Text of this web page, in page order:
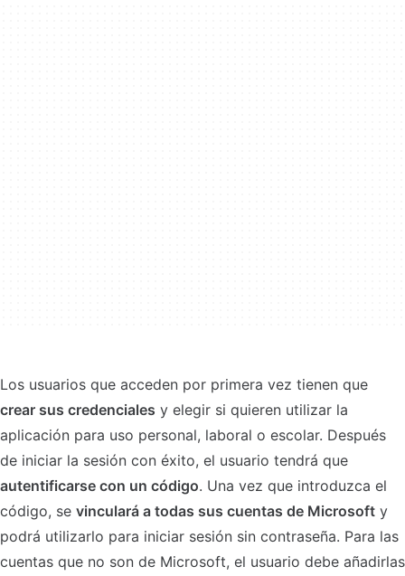
Los usuarios que acceden por primera vez tienen que
crear sus credenciales y elegir si quieren utilizar la
aplicación para uso personal, laboral o escolar. Después
de iniciar la sesión con éxito, el usuario tendrá que
autentificarse con un código. Una vez que introduzca el
código, se vinculará a todas sus cuentas de Microsoft y
podrá utilizarlo para iniciar sesión sin contraseña. Para las
cuentas que no son de Microsoft, el usuario debe añadirlas